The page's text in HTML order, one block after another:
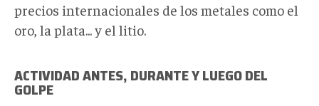
precios internacionales de los metales como el
oro, la plata... y el litio.
ACTIVIDAD ANTES, DURANTE Y LUEGO DEL
GOLPE